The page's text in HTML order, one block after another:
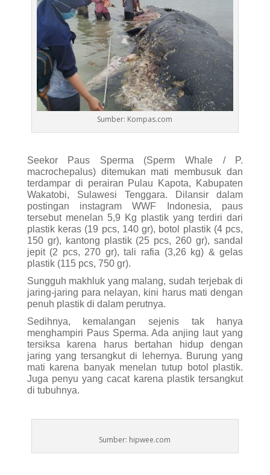
Sumber: Kompas.com
Seekor Paus Sperma (Sperm Whale / P.
macrochepalus) ditemukan mati membusuk dan
terdampar di perairan Pulau Kapota, Kabupaten
Wakatobi, Sulawesi Tenggara. Dilansir dalam
postingan instagram WWF Indonesia, paus
tersebut menelan 5,9 Kg plastik yang terdiri dari
plastik keras (19 pcs, 140 gr), botol plastik (4 pcs,
150 gr), kantong plastik (25 pcs, 260 gr), sandal
jepit (2 pcs, 270 gr), tali rafia (3,26 kg) & gelas
plastik (115 pcs, 750 gr).
Sungguh makhluk yang malang, sudah terjebak di
jaring-jaring para nelayan, kini harus mati dengan
penuh plastik di dalam perutnya.
Sedihnya, kemalangan sejenis tak hanya
menghampiri Paus Sperma. Ada anjing laut yang
tersiksa karena harus bertahan hidup dengan
jaring yang tersangkut di lehernya. Burung yang
mati karena banyak menelan tutup botol plastik.
Juga penyu yang cacat karena plastik tersangkut
di tubuhnya.
Sumber: hipwee.com